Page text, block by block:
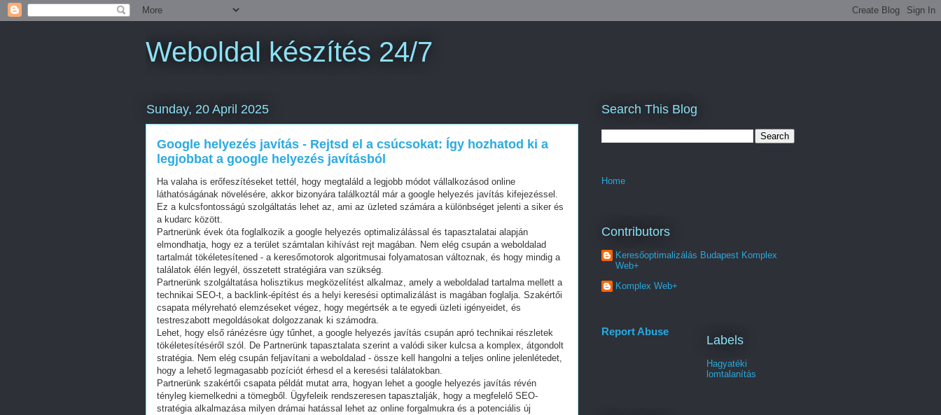
Weboldal készítés 24/7
Sunday, 20 April 2025
Google helyezés javítás - Rejtsd el a csúcsokat: Így hozhatod ki a
legjobbat a google helyezés javításból
Ha valaha is erőfeszítéseket tettél, hogy megtaláld a legjobb módot vállalkozásod online
láthatóságának növelésére, akkor bizonyára találkoztál már a google helyezés javítás kifejezéssel.
Ez a kulcsfontosságú szolgáltatás lehet az, ami az üzleted számára a különbséget jelenti a siker és
a kudarc között.
Partnerünk évek óta foglalkozik a google helyezés optimalizálással és tapasztalatai alapján
elmondhatja, hogy ez a terület számtalan kihívást rejt magában. Nem elég csupán a weboldalad
tartalmát tökéletesítened - a keresőmotorok algoritmusai folyamatosan változnak, és hogy mindig a
találatok élén legyél, összetett stratégiára van szükség.
Partnerünk szolgáltatása holisztikus megközelítést alkalmaz, amely a weboldalad tartalma mellett a
technikai SEO-t, a backlink-építést és a helyi keresési optimalizálást is magában foglalja. Szakértői
csapata mélyreható elemzéseket végez, hogy megértsék a te egyedi üzleti igényeidet, és
testreszabott megoldásokat dolgozzanak ki számodra.
Lehet, hogy első ránézésre úgy tűnhet, a google helyezés javítás csupán apró technikai részletek
tökéletesítéséről szól. De Partnerünk tapasztalata szerint a valódi siker kulcsa a komplex, átgondolt
stratégia. Nem elég csupán feljavítani a weboldalad - össze kell hangolni a teljes online jelenlétedet,
hogy a lehető legmagasabb pozíciót érhesd el a keresési találatokban.
Partnerünk szakértői csapata példát mutat arra, hogyan lehet a google helyezés javítás révén
tényleg kiemelkedni a tömegből. Ügyfeleik rendszeresen tapasztalják, hogy a megfelelő SEO-
stratégia alkalmazása milyen drámai hatással lehet az online forgalmukra és a potenciális új
Search This Blog
Home
Contributors
Keresőoptimalizálás Budapest Komplex
Web+
Komplex Web+
Report Abuse
Labels
Hagyatéki
lomtalanítás